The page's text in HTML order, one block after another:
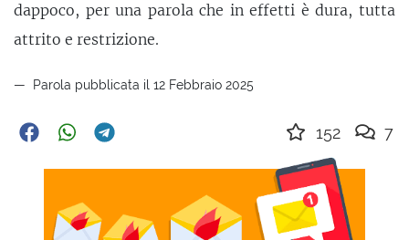
dappoco, per una parola che in effetti è dura, tutta
attrito e restrizione.
Parola pubblicata il 12 Febbraio 2025
152 7